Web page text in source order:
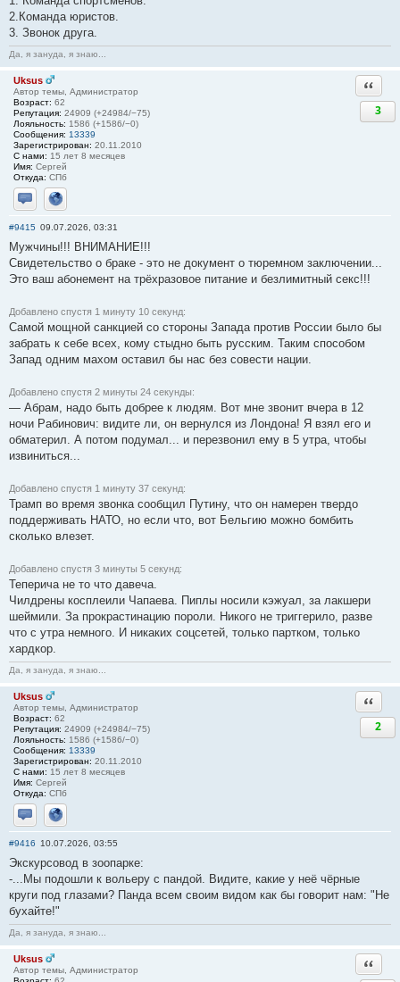
2.Команда юристов.
3. Звонок друга.
Да, я зануда, я знаю...
Uksus
Автор темы, Администратор
Возраст: 62
Репутация: 24909 (+24984/−75)
Лояльность: 1586 (+1586/−0)
Сообщения: 13339
Зарегистрирован: 20.11.2010
С нами: 15 лет 8 месяцев
Имя: Сергей
Откуда: СПб
Отправить личное сообщение
Сайт
3
#9415 09.07.2026, 03:31
Мужчины!!! ВНИМАНИЕ!!!
Свидетельство о браке - это не документ о тюремном заключении...
Это ваш абонемент на трёхразовое питание и безлимитный ceкс!!!
Добавлено спустя 1 минуту 10 секунд:
Самой мощной санкцией со стороны Запада против России было бы
забрать к себе всех, кому стыдно быть русским. Таким способом
Запад одним махом оставил бы нас без совести нации.
Добавлено спустя 2 минуты 24 секунды:
— Абрам, надо быть добрее к людям. Вот мне звонит вчера в 12
ночи Рабинович: видите ли, он вернулся из Лондона! Я взял его и
обматерил. А потом подумал... и перезвонил ему в 5 утра, чтобы
извиниться...
Добавлено спустя 1 минуту 37 секунд:
Трамп во время звонка сообщил Путину, что он намерен твердо
поддерживать НАТО, но если что, вот Бельгию можно бомбить
сколько влезет.
Добавлено спустя 3 минуты 5 секунд:
Теперича не то что давеча.
Чилдрены косплеили Чапаева. Пиплы носили кэжуал, за лакшери
шеймили. За прокрастинацию пороли. Никого не триггерило, разве
что с утра немного. И никаких соцсетей, только партком, только
хардкор.
Да, я зануда, я знаю...
Uksus
Автор темы, Администратор
Возраст: 62
Репутация: 24909 (+24984/−75)
Лояльность: 1586 (+1586/−0)
Сообщения: 13339
Зарегистрирован: 20.11.2010
С нами: 15 лет 8 месяцев
Имя: Сергей
Откуда: СПб
Отправить личное сообщение
Сайт
2
#9416 10.07.2026, 03:55
Экскурсовод в зоопарке:
-...Мы подошли к вольеру с пандой. Видите, какие у неё чёрные
круги под глазами? Панда всем своим видом как бы говорит нам: "Не
бухайте!"
Да, я зануда, я знаю...
Uksus
Автор темы, Администратор